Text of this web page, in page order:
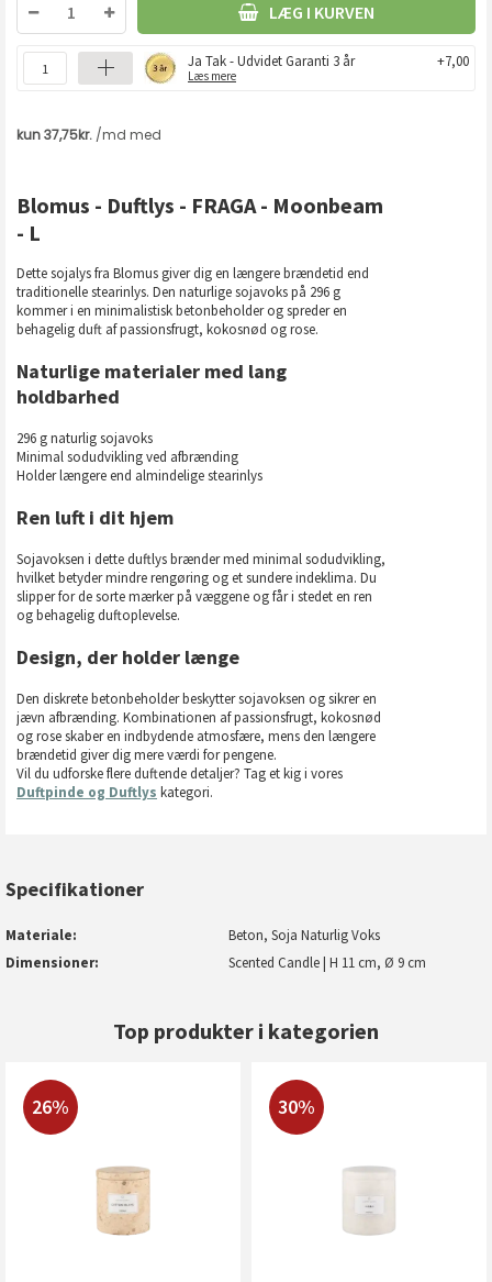
LÆG I KURVEN
Ja Tak - Udvidet Garanti 3 år
Læs mere
+7,00
Blomus - Duftlys - FRAGA - Moonbeam
- L
Dette sojalys fra Blomus giver dig en længere brændetid end
traditionelle stearinlys. Den naturlige sojavoks på 296 g
kommer i en minimalistisk betonbeholder og spreder en
behagelig duft af passionsfrugt, kokosnød og rose.
Naturlige materialer med lang
holdbarhed
296 g naturlig sojavoks
Minimal sodudvikling ved afbrænding
Holder længere end almindelige stearinlys
Ren luft i dit hjem
Sojavoksen i dette duftlys brænder med minimal sodudvikling,
hvilket betyder mindre rengøring og et sundere indeklima. Du
slipper for de sorte mærker på væggene og får i stedet en ren
og behagelig duftoplevelse.
Design, der holder længe
Den diskrete betonbeholder beskytter sojavoksen og sikrer en
jævn afbrænding. Kombinationen af passionsfrugt, kokosnød
og rose skaber en indbydende atmosfære, mens den længere
brændetid giver dig mere værdi for pengene.
Vil du udforske flere duftende detaljer? Tag et kig i vores
Duftpinde og Duftlys kategori.
Specifikationer
Materiale
Beton, Soja Naturlig Voks
Dimensioner
Scented Candle | H 11 cm, Ø 9 cm
Top produkter i kategorien
26% 30%